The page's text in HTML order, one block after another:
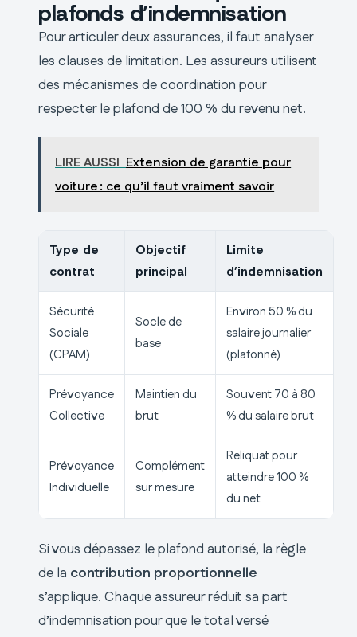
plafonds d’indemnisation
Pour articuler deux assurances, il faut analyser
les clauses de limitation. Les assureurs utilisent
des mécanismes de coordination pour
respecter le plafond de 100 % du revenu net.
LIRE AUSSI Extension de garantie pour
voiture : ce qu’il faut vraiment savoir
Type de
contrat
Objectif
principal
Limite
d’indemnisation
Sécurité
Sociale
(CPAM)
Socle de
base
Environ 50 % du
salaire journalier
(plafonné)
Prévoyance
Collective
Maintien du
brut
Souvent 70 à 80
% du salaire brut
Prévoyance
Individuelle
Complément
sur mesure
Reliquat pour
atteindre 100 %
du net
Si vous dépassez le plafond autorisé, la règle
de la contribution proportionnelle
s’applique. Chaque assureur réduit sa part
d’indemnisation pour que le total versé